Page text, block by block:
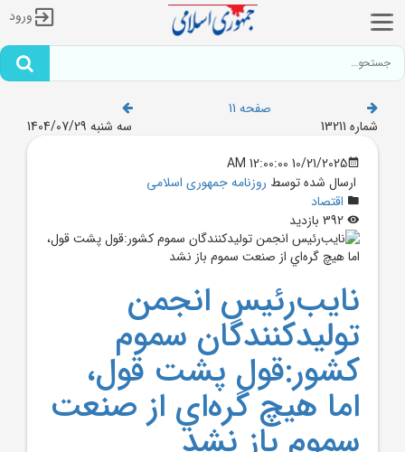
ورود
صفحه 11
شماره 13211
سه شنبه 1404/07/29
10/21/2025 12:00:00 AM
ارسال شده توسط روزنامه جمهوری اسلامی
اقتصاد
نايب‌رئيس انجمن
توليدکنندگان سموم
کشور:قول پشت قول،
اما هيچ گره‌اي از صنعت